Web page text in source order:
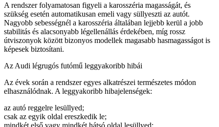
A rendszer folyamatosan figyeli a karosszéria magasságát, és
szükség esetén automatikusan emeli vagy süllyeszti az autót.
Nagyobb sebességnél a karosszéria általában lejjebb kerül a jobb
stabilitás és alacsonyabb légellenállás érdekében, míg rossz
útviszonyok között bizonyos modellek magasabb hasmagasságot is
képesek biztosítani.
Az Audi légrugós futómű leggyakoribb hibái
Az évek során a rendszer egyes alkatrészei természetes módon
elhasználódnak. A leggyakoribb hibajelenségek:
az autó reggelre lesüllyed;
csak az egyik oldal ereszkedik le;
mindkét első vagy mindkét hátsó oldal lesüllyed;